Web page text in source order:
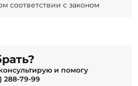
соответствии с законом
и помогу
288-79-99